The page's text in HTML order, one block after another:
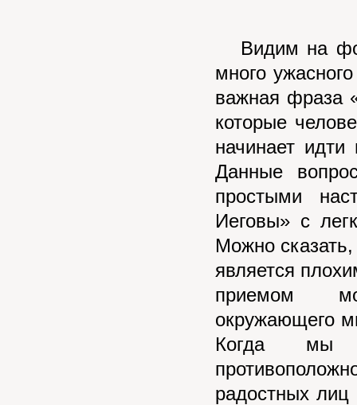
Видим на
много
важная фраза
которые
начинает
Данные
простыми
Иеговы» с
Можно сказать,
является
приемом
окружающего
Когда мы
радостных